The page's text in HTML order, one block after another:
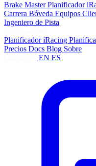
Brake MasterPlanificador
Carrera Bóveda Equipos
Ingeniero de Pista
Planificador iRacing
Precios Docs Blog Sobre
EN ES